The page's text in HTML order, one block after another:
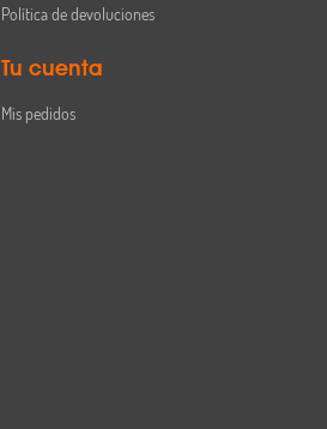
Política de devoluciones
Tu cuenta
Mis pedidos